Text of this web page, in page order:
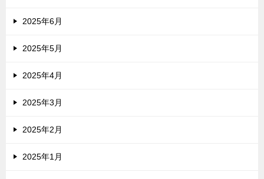
2025年6月
2025年5月
2025年4月
2025年3月
2025年2月
2025年1月